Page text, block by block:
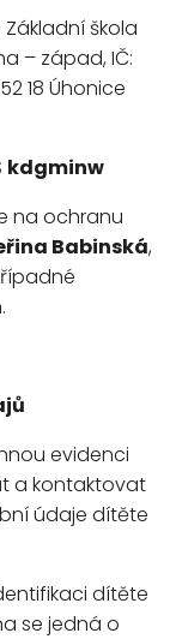
škola
– západ, IČ:
18 Úhonice
kdgminw
na ochranu
Babinská,
evidenci
a kontaktovat
údaje dítěte
dítěte
se jedná o